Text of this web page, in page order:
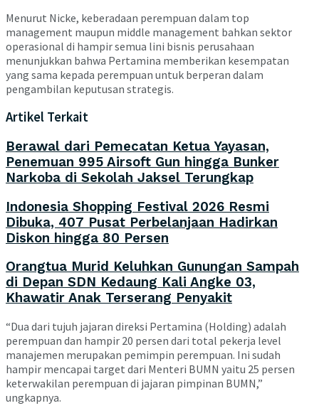
Menurut Nicke, keberadaan perempuan dalam top
management maupun middle management bahkan sektor
operasional di hampir semua lini bisnis perusahaan
menunjukkan bahwa Pertamina memberikan kesempatan
yang sama kepada perempuan untuk berperan dalam
pengambilan keputusan strategis.
Artikel Terkait
Berawal dari Pemecatan Ketua Yayasan,
Penemuan 995 Airsoft Gun hingga Bunker
Narkoba di Sekolah Jaksel Terungkap
Indonesia Shopping Festival 2026 Resmi
Dibuka, 407 Pusat Perbelanjaan Hadirkan
Diskon hingga 80 Persen
Orangtua Murid Keluhkan Gunungan Sampah
di Depan SDN Kedaung Kali Angke 03,
Khawatir Anak Terserang Penyakit
“Dua dari tujuh jajaran direksi Pertamina (Holding) adalah
perempuan dan hampir 20 persen dari total pekerja level
manajemen merupakan pemimpin perempuan. Ini sudah
hampir mencapai target dari Menteri BUMN yaitu 25 persen
keterwakilan perempuan di jajaran pimpinan BUMN,”
ungkapnya.